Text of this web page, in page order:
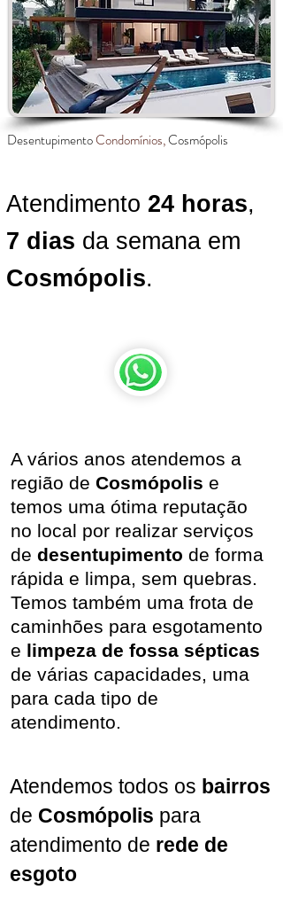
DesentupimentoCondomínios,Cosmópolis
Atendimento 24 horas,
7 dias da semana em
Cosmópolis.
A vários anos atendemos a
região de Cosmópolis e
temos uma ótima reputação
no local por realizar serviços
de desentupimento de forma
rápida e limpa, sem quebras.
Temos também uma frota de
caminhões para esgotamento
e limpeza de fossa sépticas
de várias capacidades, uma
para cada tipo de
atendimento.
Atendemos todos os bairros
de Cosmópolis para
atendimento de rede de
esgoto